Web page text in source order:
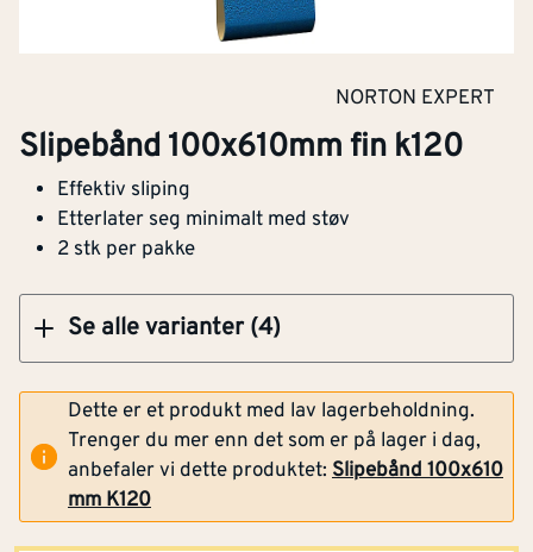
NORTON EXPERT
Slipebånd 100x610mm fin k120
Effektiv sliping
Etterlater seg minimalt med støv
2 stk per pakke
Se alle varianter (4)
Klikk og hent
Dette er et produkt med lav lagerbeholdning.
Trenger du mer enn det som er på lager i dag,
anbefaler vi dette produktet: Slipebånd 100x610
mm K120
Montér Porsgrunn
Klikk og hent
Montér Hovden(1 pak)
Opprinnelig pris 149,-
54,40
Klikk og hent